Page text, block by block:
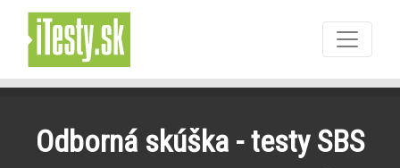
Odborná skúška - testy SBS